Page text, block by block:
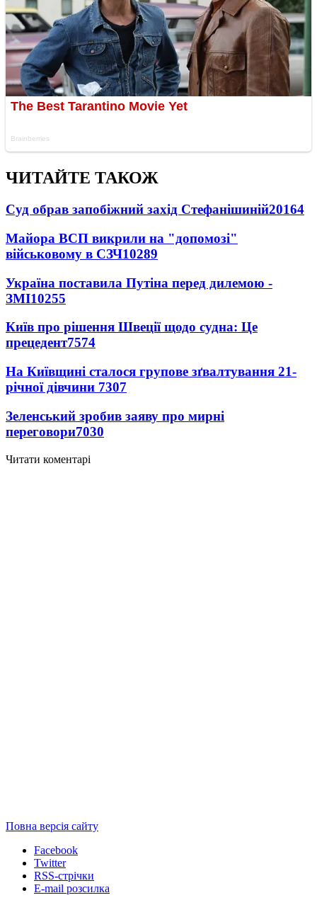
ЧИТАЙТЕ ТАКОЖ
Суд обрав запобіжний захід Стефанішиній20164
Майора ВСП викрили на "допомозі"
військовому в СЗЧ10289
Україна поставила Путіна перед дилемою -
ЗМІ10255
Київ про рішення Швеції щодо судна: Це
прецедент7574
На Київщині сталося групове зґвалтування 21-
річної дівчини 7307
Зеленський зробив заяву про мирні
переговори7030
Читати коментарі
Повна версія сайту
Facebook
Twitter
RSS-стрічки
E-mail розсилка